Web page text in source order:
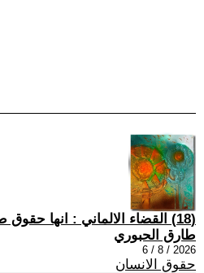
(18) القضاء الالماني : انها حقوق طفولة فلا تقتلوها
طارق الحبوري
2026 / 8 / 6
حقوق الانسان